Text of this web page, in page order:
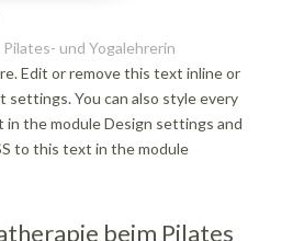
und Yogalehrerin
Edit or remove this text inline or
settings. You can also style every
the module Design settings and
to this text in the module
beim Pilates